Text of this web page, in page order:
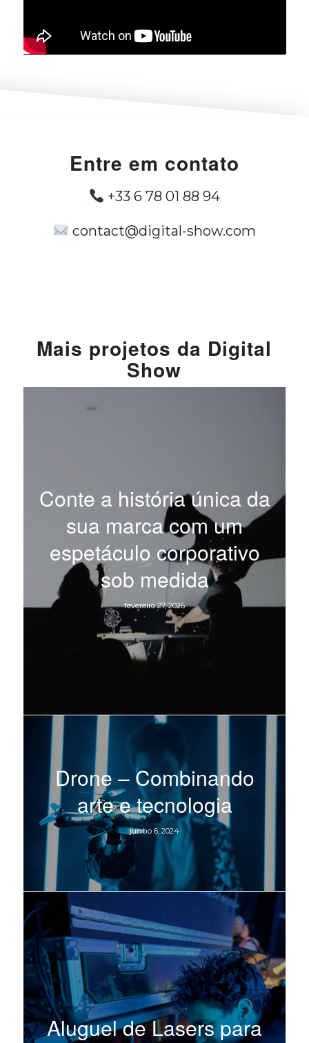
Entre em contato
+33 6 78 01 88 94
contact@digital-show.com
Mais projetos da Digital
Show
Conte a história única da
sua marca com um
espetáculo corporativo
sob medida
fevereiro 27, 2026
Drone – Combinando
arte e tecnologia
junho 6, 2024
Aluguel de Lasers para